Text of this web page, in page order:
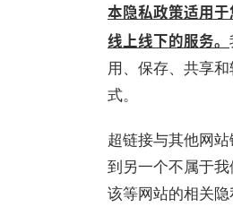
本隐私政策适用
线上线下的服务。
用、保存、共享
式。
超链接与其他网
到另一个不属于
该等网站的相关隐